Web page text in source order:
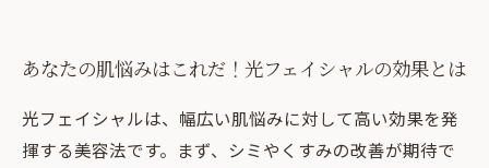
あなたの肌悩みはこれだ！光フェイシャルの効果とは
光フェイシャルは、幅広い肌悩みに対して高い効果を発
揮する美容法です。まず、シミやくすみの改善が期待で